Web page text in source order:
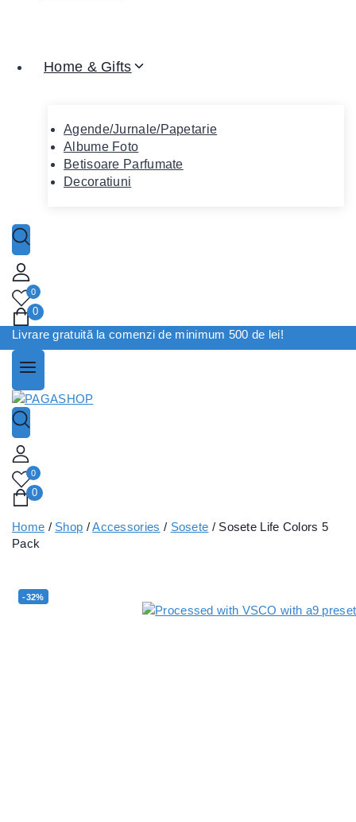
Home & Gifts
Agende/Jurnale/Papetarie
Albume Foto
Betisoare Parfumate
Decoratiuni
0
0
Livrare gratuită la comenzi de minimum 500 de lei!
0
0
Home / Shop /Accessories / Sosete / Sosete Life Colors 5
Pack
-32%